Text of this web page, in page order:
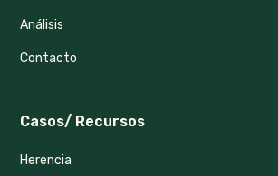
Análisis
Contacto
Casos/ Recursos
Herencia